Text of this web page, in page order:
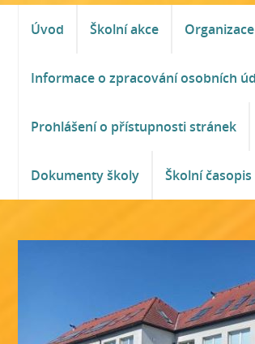
Úvod Školní akce
Informace o zpracování osobních
Prohlášení o přístupnosti stránek
Dokumenty školy Školní časopis